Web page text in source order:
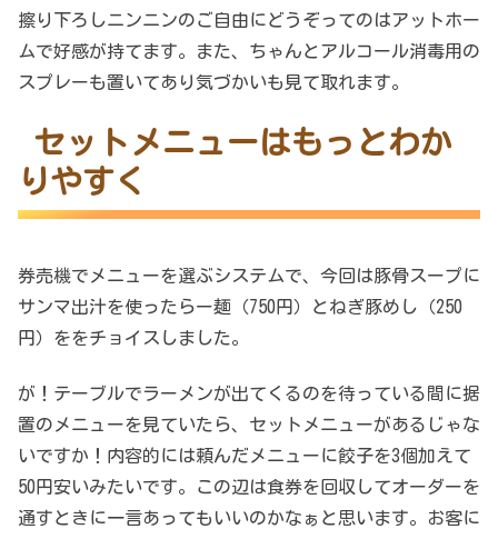
擦り下ろしニンニンのご自由にどうぞってのはアットホー
ムで好感が持てます。また、ちゃんとアルコール消毒用の
スプレーも置いてあり気づかいも見て取れます。
セットメニューはもっとわか
りやすく
券売機でメニューを選ぶシステムで、今回は豚骨スープに
サンマ出汁を使ったらー麺（750円）とねぎ豚めし（250
円）ををチョイスしました。
が！テーブルでラーメンが出てくるのを待っている間に据
置のメニューを見ていたら、セットメニューがあるじゃな
いですか！内容的には頼んだメニューに餃子を3個加えて
50円安いみたいです。この辺は食券を回収してオーダーを
通すときに一言あってもいいのかなぁと思います。お客に